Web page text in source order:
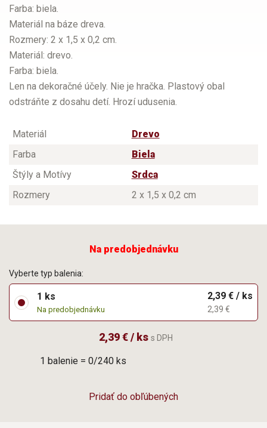
Farba: biela.
Materiál na báze dreva.
Rozmery: 2 x 1,5 x 0,2 cm.
Materiál: drevo.
Farba: biela.
Len na dekoračné účely. Nie je hračka. Plastový obal
odstráňte z dosahu detí. Hrozí udusenia.
Materiál
Drevo
Farba
Biela
Štýly a Motívy
Srdca
Rozmery
2 x 1,5 x 0,2 cm
Na predobjednávku
1 balenie = 0/240 ks
Pridať do obľúbených
Vyberte typ balenia:
1 ks
Na predobjednávku
2,39 € / ks
2,39 €
2,39 € / ks s DPH